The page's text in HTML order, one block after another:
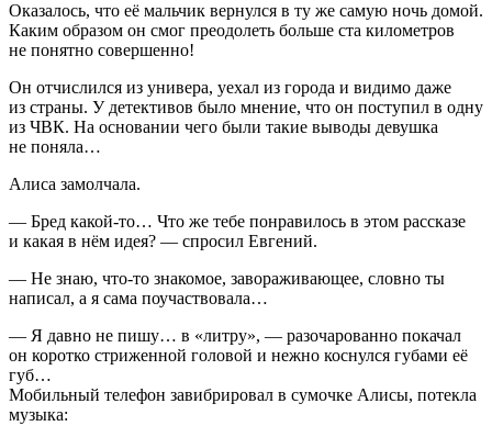
Оказалось, что её мальчик вернулся в ту же самую ночь домой.
Каким образом он смог преодолеть больше ста километров
не понятно совершенно!
Он отчислился из универа, уехал из города и видимо даже
из страны. У детективов было мнение, что он поступил в одну
из ЧВК. На основании чего были такие выводы девушка
не поняла…
Алиса замолчала.
— Бред какой-то… Что же тебе понравилось в этом рассказе
и какая в нём идея? — спросил Евгений.
— Не знаю, что-то знакомое, завораживающее, словно ты
написал, а я сама поучаствовала…
— Я давно не пишу… в «литру», — разочарованно покачал
он коротко стриженной головой и нежно коснулся губами её
губ…
Мобильный телефон завибрировал в сумочке Алисы, потекла
музыка: